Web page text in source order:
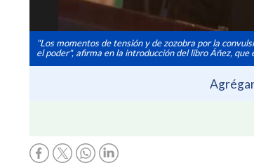
"Los momentos de tensión y de zozobra por la
el poder", afirma en la introducción del libro Áñez,